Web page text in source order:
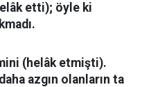
etti); öyle ki
(helâk etmişti).
azgın olanların ta